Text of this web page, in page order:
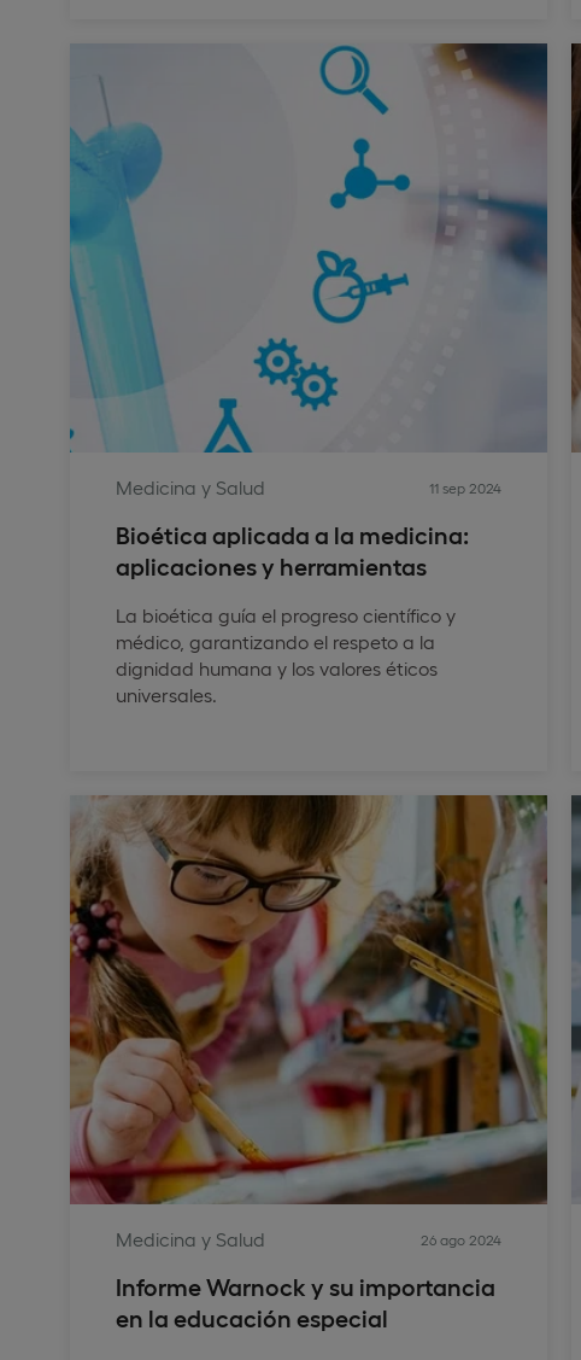
Medicina y Salud 11 sep 2024
Bioética aplicada a la medicina:
aplicaciones y herramientas
La bioética guía el progreso científico y
médico, garantizando el respeto a la
dignidad humana y los valores éticos
universales.
Medicina y Salud 26 ago 2024
Informe Warnock y su importancia
en la educación especial